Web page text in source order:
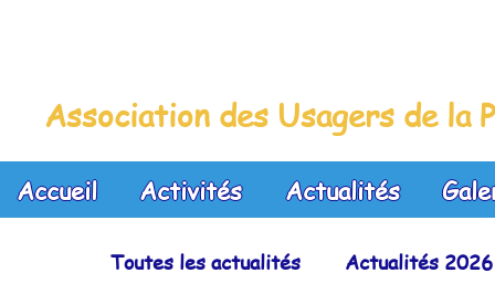
Association des Usagers de la
Accueil Activités Actualités
Toutes les actualités Actualités 2026